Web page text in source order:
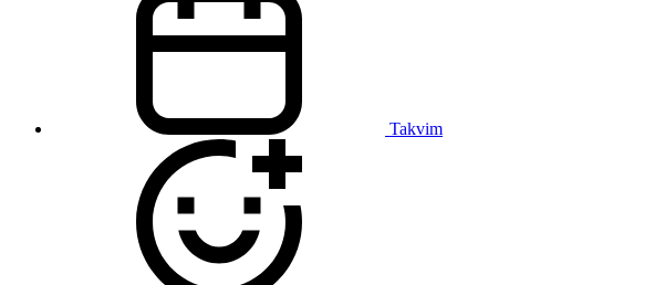
Takvim